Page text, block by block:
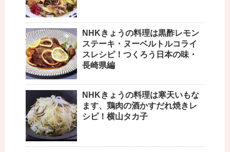
NHKきょうの料理は黒酢レモン
ステーキ・ヌーベルトルコライ
スレシピ！つくろう日本の味・
長崎県編
NHKきょうの料理は寒天いもな
ます、鶏肉の酒かすだれ焼きレ
シピ！横山タカ子